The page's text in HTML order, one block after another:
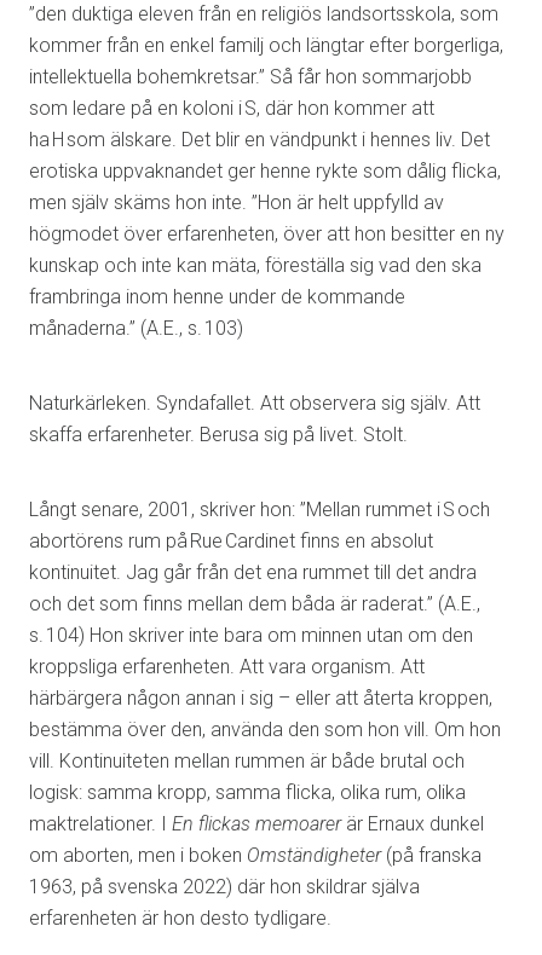
”den duktiga eleven från en religiös landsortsskola, som
kommer från en enkel familj och längtar efter borgerliga,
intellektuella bohemkretsar.” Så får hon sommarjobb
som ledare på en koloni i S, där hon kommer att
ha H som älskare. Det blir en vändpunkt i hennes liv. Det
erotiska uppvaknandet ger henne rykte som dålig flicka,
men själv skäms hon inte. ”Hon är helt uppfylld av
högmodet över erfarenheten, över att hon besitter en ny
kunskap och inte kan mäta, föreställa sig vad den ska
frambringa inom henne under de kommande
månaderna.” (A.E., s. 103)
Naturkärleken. Syndafallet. Att observera sig själv. Att
skaffa erfarenheter. Berusa sig på livet. Stolt.
Långt senare, 2001, skriver hon: ”Mellan rummet i S och
abortörens rum på Rue Cardinet finns en absolut
kontinuitet. Jag går från det ena rummet till det andra
och det som finns mellan dem båda är raderat.” (A.E.,
s. 104) Hon skriver inte bara om minnen utan om den
kroppsliga erfarenheten. Att vara organism. Att
härbärgera någon annan i sig – eller att återta kroppen,
bestämma över den, använda den som hon vill. Om hon
vill. Kontinuiteten mellan rummen är både brutal och
logisk: samma kropp, samma flicka, olika rum, olika
maktrelationer. I En flickas memoarerär Ernaux dunkel
om aborten, men i boken Omständigheter(på franska
1963, på svenska 2022) där hon skildrar själva
erfarenheten är hon desto tydligare.